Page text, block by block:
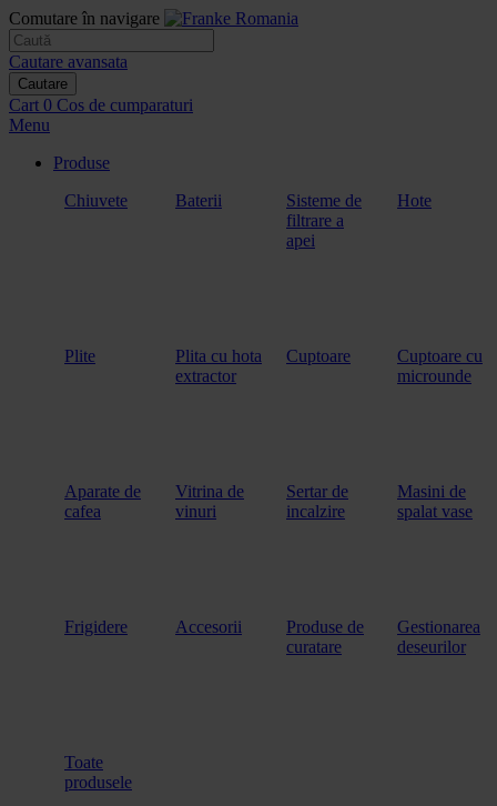
Comutare în navigare
Cautare avansata
Cautare
Cart 0 Cos de cumparaturi
Menu
Produse
Chiuvete
Baterii
Sisteme de
filtrare a
apei
Hote
Plite
Plita cu hota
extractor
Cuptoare
Cuptoare cu
microunde
Aparate de
cafea
Vitrina de
vinuri
Sertar de
incalzire
Masini de
spalat vase
Frigidere Accesorii
Produse de
curatare
Gestionarea
deseurilor
Toate
produsele